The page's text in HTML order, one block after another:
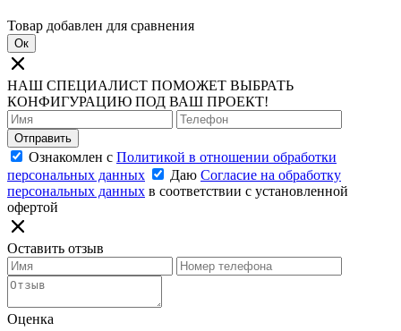
Товар добавлен для сравнения
Ок
НАШ СПЕЦИАЛИСТ ПОМОЖЕТ ВЫБРАТЬ
КОНФИГУРАЦИЮ ПОД ВАШ ПРОЕКТ!
Отправить
Ознакомлен с Политикой в отношении обработки
персональных данных
Даю Согласие на обработку
персональных данных в соответствии с установленной
офертой
Оставить отзыв
Оценка